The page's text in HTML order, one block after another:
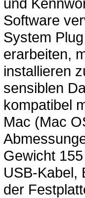
Software
System
erarbeiten,
installieren
sensiblen
kompatibel
Mac (Mac
Gewicht
USB-Kabel,
der